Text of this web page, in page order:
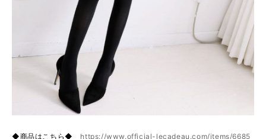
◆商品はこちら◆ https://www.official-lecadeau.com/items/6685